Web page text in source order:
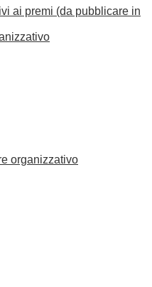
ai premi (da pubblicare in
organizzativo